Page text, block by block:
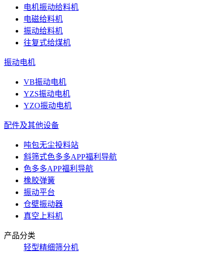
电机振动给料机
电磁给料机
振动给料机
往复式给煤机
振动电机
VB振动电机
YZS振动电机
YZO振动电机
配件及其他设备
吨包无尘投料站
斜筛式色多多APP福利导航
色多多APP福利导航
橡胶弹簧
振动平台
仓壁振动器
真空上料机
产品分类
轻型精细筛分机